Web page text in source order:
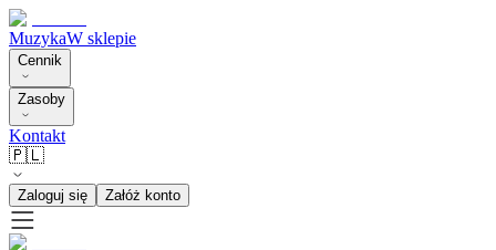
MuzykaW sklepie
Cennik
Zasoby
Kontakt
🇵🇱
Zaloguj się Załóż konto